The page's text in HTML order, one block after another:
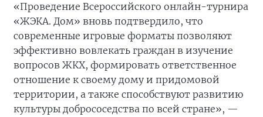
«Проведение Всероссийского онлайн-турнира
«ЖЭКА. Дом» вновь подтвердило, что
современные игровые форматы позволяют
эффективно вовлекать граждан в изучение
вопросов ЖКХ, формировать ответственное
отношение к своему дому и придомовой
территории, а также способствуют развитию
культуры добрососедства по всей стране», —